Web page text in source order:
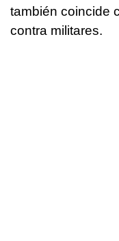
también coincide
contra militares.